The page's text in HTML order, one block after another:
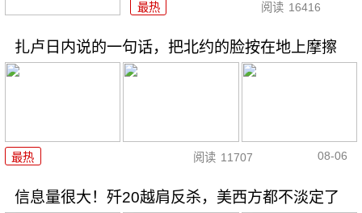
最热 阅读 16416
扎卢日内说的一句话，把北约的脸按在地上摩擦
最热 阅读 11707 08-06
信息量很大！歼20越肩反杀，美西方都不淡定了